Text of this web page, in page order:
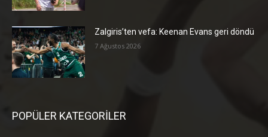
Zalgiris’ten vefa: Keenan Evans geri döndü
7 Ağustos 2026
POPÜLER KATEGORİLER